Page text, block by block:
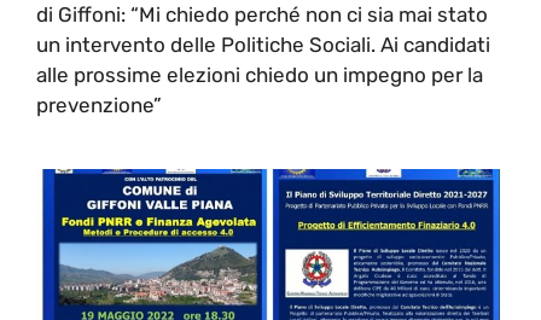
di Giffoni: “Mi chiedo perché non ci sia mai stato
un intervento delle Politiche Sociali. Ai candidati
alle prossime elezioni chiedo un impegno per la
prevenzione”